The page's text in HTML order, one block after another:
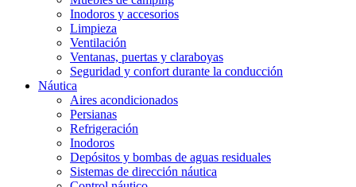
Inodoros y accesorios
Limpieza
Ventilación
Ventanas, puertas y claraboyas
Seguridad y confort durante la conducción
Náutica
Aires acondicionados
Persianas
Refrigeración
Inodoros
Depósitos y bombas de aguas residuales
Sistemas de dirección náutica